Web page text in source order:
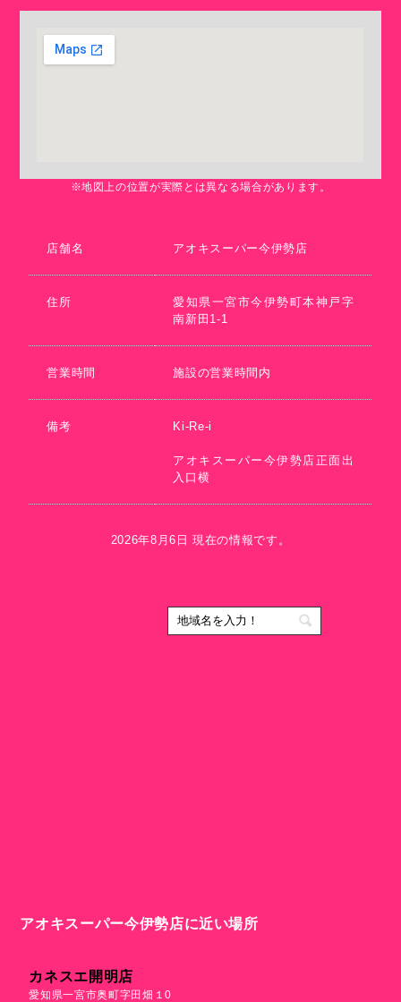
※地図上の位置が実際とは異なる場合があります。
店舗名 アオキスーパー今伊勢店
住所
愛知県一宮市今伊勢町本神戸字
南新田1-1
営業時間 施設の営業時間内
備考 Ki-Re-i
アオキスーパー今伊勢店正面出
入口横
2026年8月6日 現在の情報です。
アオキスーパー今伊勢店に近い場所
カネスエ開明店
愛知県一宮市奥町字田畑１0